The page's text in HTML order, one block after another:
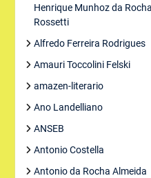
Henrique Munhoz da
Rossetti
Alfredo Ferreira Rodrigues
Amauri Toccolini Felski
amazen-literario
Ano Landelliano
ANSEB
Antonio Costella
Antonio da Rocha Almeida